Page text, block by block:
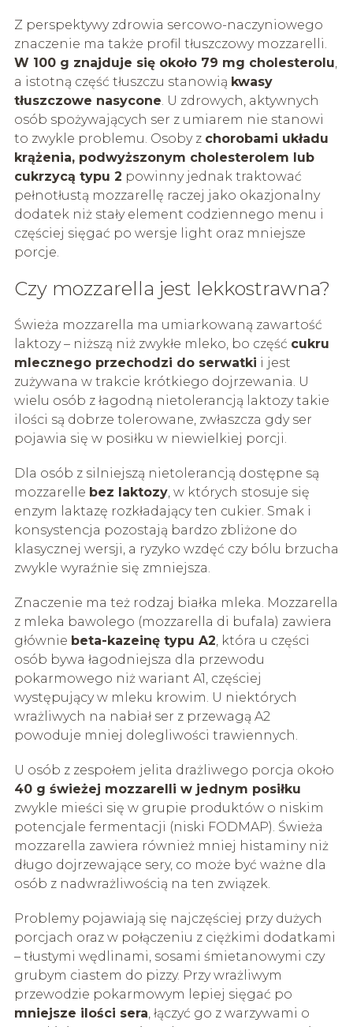
Z perspektywy zdrowia sercowo-naczyniowego
znaczenie ma także profil tłuszczowy mozzarelli.
W 100 g znajduje się około 79 mg cholesterolu
a istotną część tłuszczu stanowią kwasy
tłuszczowe nasycone . U zdrowych, aktywnych
osób spożywających ser z umiarem nie stanowi
to zwykle problemu. Osoby z chorobami układu
krążenia, podwyższonym cholesterolem lub
cukrzycą typu 2 powinny jednak traktować
pełnotłustą mozzarellę raczej jako okazjonalny
dodatek niż stały element codziennego menu i
częściej sięgać po wersje light oraz mniejsze
porcje.
Czy mozzarella jest lekkostrawna?
Świeża mozzarella ma umiarkowaną zawartość
laktozy – niższą niż zwykłe mleko, bo część cukru
mlecznego przechodzi do serwatki i jest
zużywana w trakcie krótkiego dojrzewania. U
wielu osób z łagodną nietolerancją laktozy takie
ilości są dobrze tolerowane, zwłaszcza gdy ser
pojawia się w posiłku w niewielkiej porcji.
Dla osób z silniejszą nietolerancją dostępne są
mozzarelle bez laktozy, w których stosuje się
enzym laktazę rozkładający ten cukier. Smak i
konsystencja pozostają bardzo zbliżone do
klasycznej wersji, a ryzyko wzdęć czy bólu brzucha
zwykle wyraźnie się zmniejsza.
Znaczenie ma też rodzaj białka mleka. Mozzarella
z mleka bawolego (mozzarella di bufala) zawiera
głównie beta-kazeinę typu A2 , która u części
osób bywa łagodniejsza dla przewodu
pokarmowego niż wariant A1, częściej
występujący w mleku krowim. U niektórych
wrażliwych na nabiał ser z przewagą A2
powoduje mniej dolegliwości trawiennych.
U osób z zespołem jelita drażliwego porcja około
40 g świeżej mozzarelli w jednym posiłku
zwykle mieści się w grupie produktów o niskim
potencjale fermentacji (niski FODMAP). Świeża
mozzarella zawiera również mniej histaminy niż
długo dojrzewające sery, co może być ważne dla
osób z nadwrażliwością na ten związek.
Problemy pojawiają się najczęściej przy dużych
porcjach oraz w połączeniu z ciężkimi dodatkami
– tłustymi wędlinami, sosami śmietanowymi czy
grubym ciastem do pizzy. Przy wrażliwym
przewodzie pokarmowym lepiej sięgać po
mniejsze ilości sera , łączyć go z warzywami o